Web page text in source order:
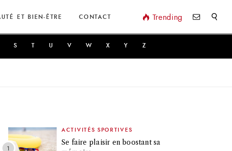
ET BIEN-ÊTRE CONTACT Trending
S T U V W X Y Z
ACTIVITÉS SPORTIVES
Se faire plaisir en boostant sa